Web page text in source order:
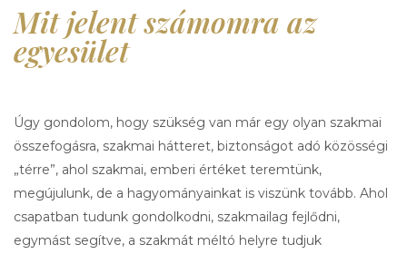
Mit jelent számomra az
egyesület
Úgy gondolom, hogy szükség van már egy olyan szakmai
összefogásra, szakmai hátteret, biztonságot adó közösségi
„térre”, ahol szakmai, emberi értéket teremtünk,
megújulunk, de a hagyományainkat is viszünk tovább. Ahol
csapatban tudunk gondolkodni, szakmailag fejlődni,
egymást segítve, a szakmát méltó helyre tudjuk